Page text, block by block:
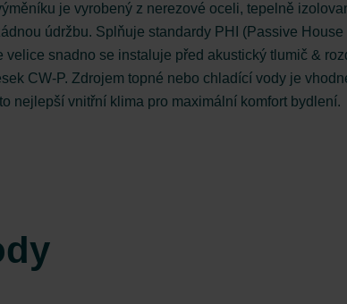
je vyrobený z nerezové oceli, tepelně
údržbu. Splňuje standardy PHI (Passive House
velice snadno se instaluje před akustický tlumič &
CW-P. Zdrojem topné nebo chladící vody je
nejlepší vnitřní klima pro maximální komfort bydlení.